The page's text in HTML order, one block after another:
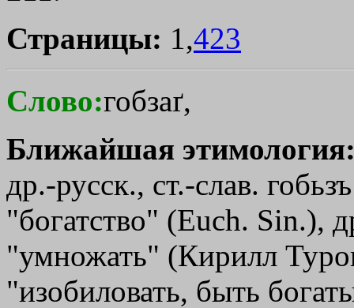
Страницы: 1,423
Слово:гобзаґ,
Ближайшая
др.-русск., ст.-слав.
"богатство" (Euch. Sin.),
"умножать" (Кирилл
"изобиловать, быть